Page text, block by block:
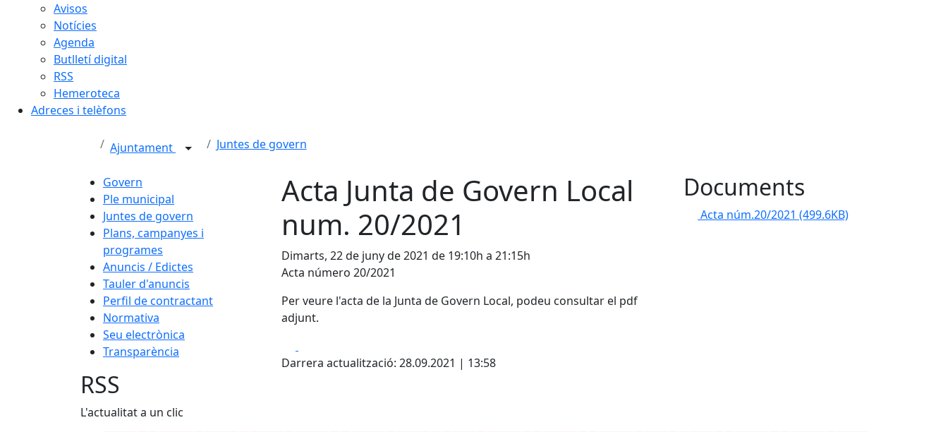
Avisos
Notícies
Agenda
Butlletí digital
RSS
Hemeroteca
Adreces i telèfons
Ajuntament Juntes de govern
Govern
Ple municipal
Juntes de govern
Plans, campanyes i
programes
Anuncis / Edictes
Tauler d'anuncis
Perfil de contractant
Normativa
Seu electrònica
Transparència
Acta Junta de Govern Local
num. 20/2021
Dimarts, 22 de juny de 2021 de 19:10h a 21:15h
Acta número 20/2021
Per veure l'acta de la Junta de Govern Local, podeu consultar el pdf
adjunt.
Darrera actualització: 28.09.2021 | 13:58
Documents
Acta núm.20/2021 (499.6KB)
RSS
L'actualitat a un clic